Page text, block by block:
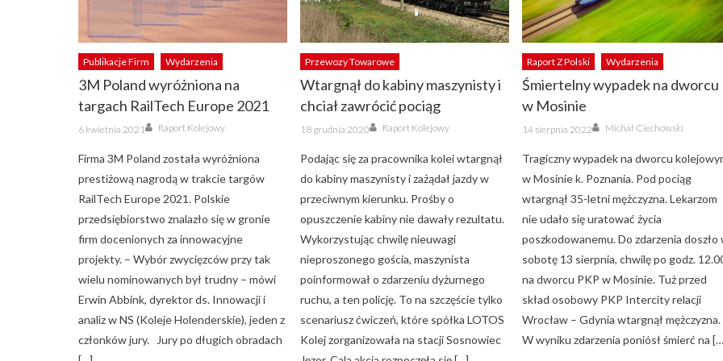
Publikacje Firm Wydarzenia
3M Poland wyróżniona na
targach RailTech Europe 2021
Posted
on
6 kwietnia 2021 Author
Raport Kolejowy
Firma 3M Poland została wyróżniona
prestiżową nagrodą w trakcie targów
RailTech Europe 2021. Polskie
przedsiębiorstwo znalazło się w gronie
firm docenionych za innowacyjne
projekty. – Wybór zwycięzców przy tak
wielu nominowanych był trudny – mówi
Erwin Abbink, dyrektor ds. Innowacji i
analiz w NS (Koleje Holenderskie), jeden z
członków jury. Jury po długich obradach
Przewozy Towarowe
Wtargnął do kabiny maszynisty i
chciał zawrócić pociąg
Posted
on
18 grudnia 2020 Author
Raport Kolejowy
Podając się za pracownika kolei wtargnął
do kabiny maszynisty i zażądał jazdy w
przeciwnym kierunku. Prośby o
opuszczenie kabiny nie dawały rezultatu.
Wykorzystując chwilę nieuwagi
nieproszonego gościa, maszynista
poinformował o zdarzeniu dyżurnego
ruchu, a ten policję. To na szczęście tylko
scenariusz ćwiczeń, które spółka LOTOS
Kolej zorganizowała na stacji Sosnowiec
Raport Z Polski Wydarzenia
Śmiertelny wypadek na dworcu
w Mosinie
Posted
on
14 sierpnia 2022 Author
Michał Ciechowski
Tragiczny wypadek na dworcu
w Mosinie k. Poznania. Pod pociąg
wtargnął 35-letni mężczyzna. Lekarzom
nie udało się uratować życia
poszkodowanemu. Do zdarzenia doszło
sobotę 13 sierpnia, chwilę po godz.
na dworcu PKP w Mosinie. Tuż przed
skład osobowy PKP Intercity relacji
Wrocław – Gdynia wtargnął mężczyzna.
W wyniku zdarzenia poniósł śmierć na